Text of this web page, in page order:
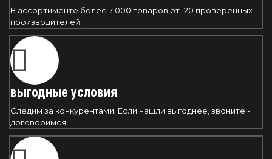
В ассортименте более 7 000 товаров от 120 проверенных
производителей!
выгодные условия
Следим за конкурентами! Если нашли выгоднее, звоните -
договоримся!